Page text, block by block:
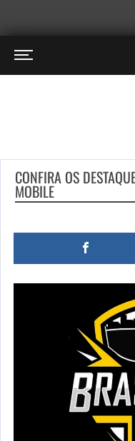
CONFIRA OS
MOBILE